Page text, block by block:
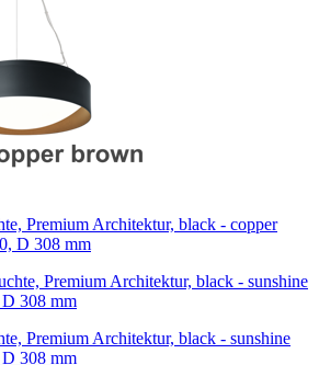
Premium Architektur, black - copper
D 308 mm
Premium Architektur, black - sunshine
308 mm